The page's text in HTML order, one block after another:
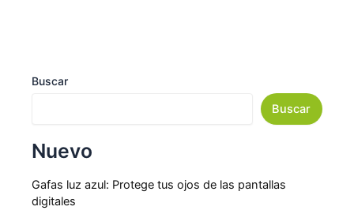
Buscar
Buscar
Nuevo
Gafas luz azul: Protege tus ojos de las pantallas
digitales